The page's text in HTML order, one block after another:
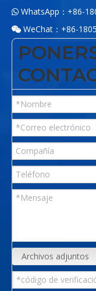
 WhatsApp：+86-
 WeChat：+86-
Archivos adjuntos